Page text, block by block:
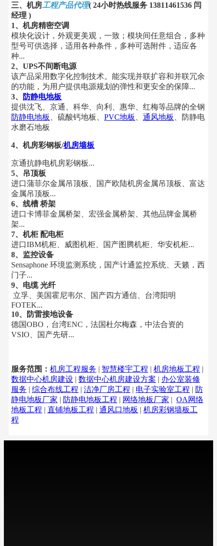
三、机房工程产品代理( 24小时热线服务 13811461536 闫
经理 )
1、机房精密空调
模块化设计，外观更美观，一致；模块间任意组合，多种
型号可供选择，适用各种条件，多种可选附件，适应各
种...
2、UPS不间断电源
该产品采用数字化控制技术。能实现并联扩容和并联冗余
的功能，为用户提供电源规划的弹性和更安全的保障...
3、
防静电地板
提供沈飞、京通、科华、向利、惠华、红梅等品牌的全钢
防静电地板
、硫酸钙地板、 PVC地板 通风地板
防静电
水磨石地板
4、机房彩钢板/机房墙板
京通抗静电机房彩钢板...
5、吊顶板
进口蒲菲尔金属吊顶板、国产欧陆机房金属吊顶板、富达
金属吊顶板...
6、线槽 桥架
进口卡博菲金属桥架、宏强金属桥架、其他品牌金属桥
架...
7、机柜 配电柜
进口IBM机柜、威图机柜、国产图腾机柜、华安机柜...
8、监控设备
Sensaphone 环境监测系统，国产计通监控系统、天籁，西
门子...
9、电缆 光纤
立孚、美国霍尼韦尔、国产四方通信、台湾阳明
FOTEK...
10、防雷接地设备
德国OBO，台湾ENC，法国杜尔梅森，中法合资的
VSIO、国产先研...
服务范围： 机房工程服务 | 智慧楼宇工程 | 机房地板工程 |
数据中心机房建设 | 数据中心机房建设方案 | 办公室装修
服务 | 综合布线工程 | 洁净厂房工程 | 电子实验室工程 | 防
静电地板厂家 | 防静电地板工程 | 网络地板厂家 | OA网络
地板工程 | 直铺地板工程 | 通风口地板 | 机房彩钢墙板工
程